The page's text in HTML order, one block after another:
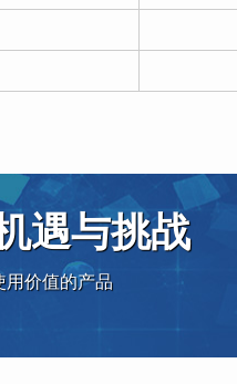
遇与挑战
用价值的产品